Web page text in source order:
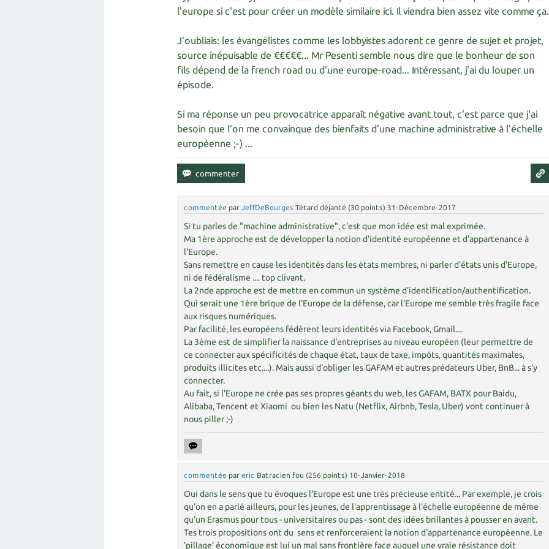
l'europe si c'est pour créer un modèle similaire ici. Il viendra bien assez vite comme ça.
J'oubliais: les évangélistes comme les lobbyistes adorent ce genre de sujet et projet,
source inépuisable de €€€€€... Mr Pesenti semble nous dire que le bonheur de son
fils dépend de la french road ou d'une europe-road... Intéressant, j'ai du louper un
épisode.
Si ma réponse un peu provocatrice apparaît négative avant tout, c'est parce que j'ai
besoin que l'on me convainque des bienfaits d'une machine administrative à l'échelle
européenne ;-) ...
commentée parJeffDeBourges Tétard déjanté (30 points) 31-Décembre-2017
Si tu parles de "machine administrative", c'est que mon idée est mal exprimée.
Ma 1ère approche est de développer la notion d'identité européenne et d'appartenance à
l'Europe.
Sans remettre en cause les identités dans les états membres, ni parler d'états unis d'Europe,
ni de fédéralisme .... top clivant.
La 2nde approche est de mettre en commun un système d'identification/authentification.
Qui serait une 1ère brique de l'Europe de la défense, car l'Europe me semble très fragile face
aux risques numériques.
Par facilité, les européens fédèrent leurs identités via Facebook, Gmail....
La 3ème est de simplifier la naissance d'entreprises au niveau européen (leur permettre de
ce connecter aux spécificités de chaque état, taux de taxe, impôts, quantités maximales,
produits illicites etc....). Mais aussi d'obliger les GAFAM et autres prédateurs Uber, BnB... à s'y
connecter.
Au fait, si l'Europe ne crée pas ses propres géants du web, les GAFAM, BATX pour Baidu,
Alibaba, Tencent et Xiaomi ou bien les Natu (Netflix, Airbnb, Tesla, Uber) vont continuer à
nous piller ;-)
commentée pareric Batracien fou (256 points) 10-Janvier-2018
Oui dans le sens que tu évoques l'Europe est une très précieuse entité... Par exemple, je crois
qu'on en a parlé ailleurs, pour les jeunes, de l'apprentissage à l'échelle européenne de même
qu'un Erasmus pour tous - universitaires ou pas - sont des idées brillantes à pousser en avant.
Tes trois propositions ont du sens et renforceraient la notion d'appartenance européenne. Le
'pillage' économique est lui un mal sans frontière face auquel une vraie résistance doit